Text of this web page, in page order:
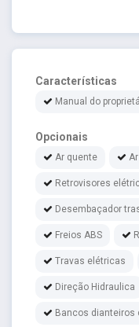
Características
Manual do
Opcionais
Ar quente
Retrovisores
Desembaçador
Freios ABS
Travas elétricas
Direção Hidraulica
Bancos dianteiros